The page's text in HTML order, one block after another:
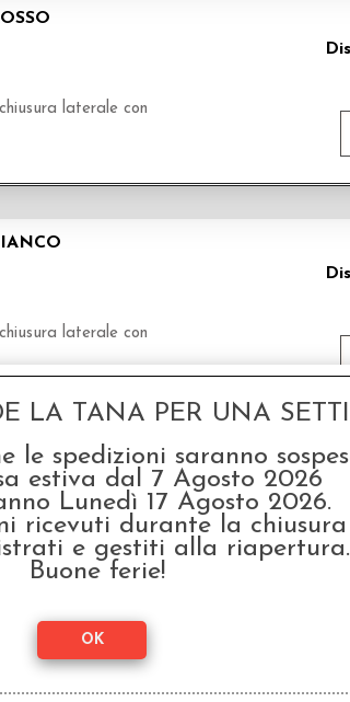
laterale con
laterale con
E MINI AMERICAN (X-WING) -
LA TANA PER UNA
le spedizioni saranno
estiva dal 7 Agosto 2026
Lunedì 17 Agosto 2026.
ricevuti durante la chiusura
e gestiti alla riapertura.
Buone ferie!